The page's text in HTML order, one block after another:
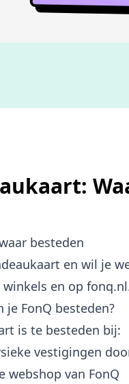
besteden
en wil je
winkels en op
je FonQ besteden?
is te besteden bij:
vestigingen
van FonQ